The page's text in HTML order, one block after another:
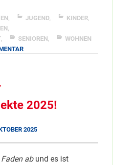
JUGEND KINDER
SENIOREN
WOHNEN
ZU
2025!
2025
abund es ist